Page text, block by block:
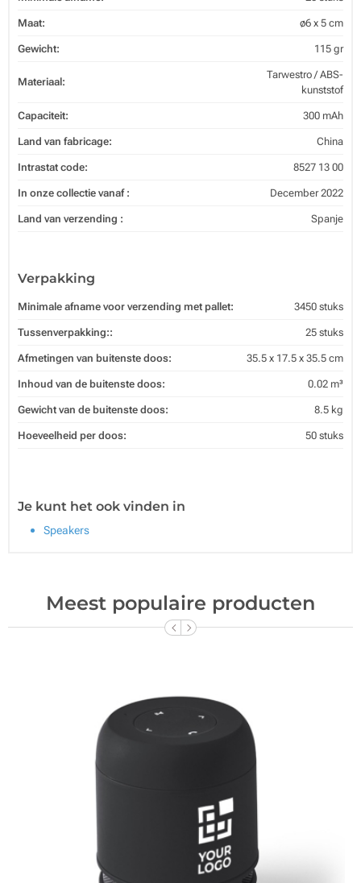
Maat: ø6 x 5 cm
Gewicht: 115 gr
Materiaal:
Tarwestro / ABS-
kunststof
Capaciteit: 300 mAh
Land van fabricage: China
Intrastat code: 8527 13 00
In onze collectie vanaf : December 2022
Land van verzending : Spanje
Verpakking
Minimale afname voor verzending met pallet: 3450 stuks
Tussenverpakking:: 25 stuks
Afmetingen van buitenste doos: 35.5 x 17.5 x 35.5 cm
Inhoud van de buitenste doos: 0.02 m³
Gewicht van de buitenste doos: 8.5 kg
Hoeveelheid per doos: 50 stuks
Je kunt het ook vinden in
Speakers
Meest populaire producten